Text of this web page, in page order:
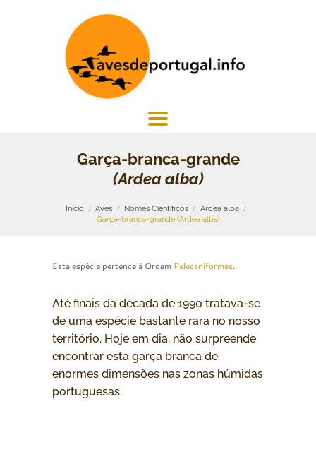
Garça-branca-grande
(Ardea alba)
Início Aves Nomes Científicos
Ardea alba
Garça-branca-grande (Ardea alba)
Esta espécie pertence à Ordem Pelecaniformes.
Até finais da década de 1990 tratava-se
de uma espécie bastante rara no nosso
território. Hoje em dia, não surpreende
encontrar esta garça branca de
enormes dimensões nas zonas húmidas
portuguesas.